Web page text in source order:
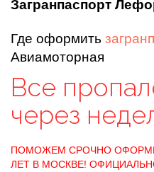
Загранпаспорт
Где оформить
Авиамоторная
Все
через
ПОМОЖЕМ СРОЧНО
ЛЕТ В МОСКВЕ!